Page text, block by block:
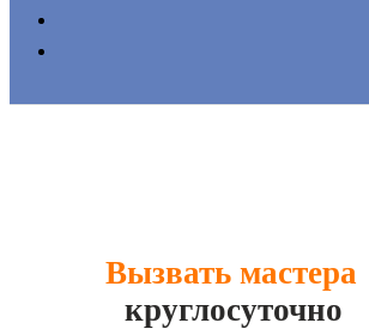
Вызвать мастера
круглосуточно